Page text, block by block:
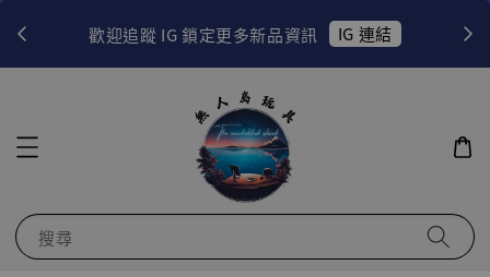
歡迎追蹤 IG 鎖定更多新品資訊 IG 連結
搜尋